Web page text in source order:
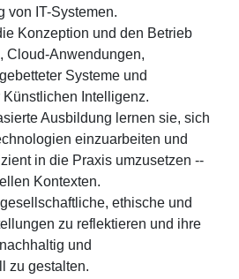
von IT-Systemen.
Konzeption und den Betrieb
Cloud-Anwendungen,
Systeme und
Intelligenz.
Ausbildung lernen sie, sich
einzuarbeiten und
in die Praxis umzusetzen --
Kontexten.
ethische und
zu reflektieren und ihre
und
zu gestalten.